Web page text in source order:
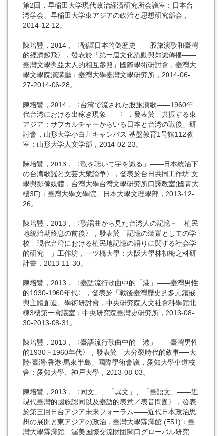
第2回，早稲田大学現代政治経済研究所会議室：日本台
湾学会、早稲田大学東アジアの政治と思想研究部会，
2014-12-12。
陳培豐，2014，〈翻譯日本的偽歷史――股旅演歌和臺灣
的經濟起飛〉，發表於「第一屆文化流動與知識傳播——
臺灣文學與亞太人的相互參照」國際學術研討會，臺灣大
學文學院演講廳：臺灣大學臺灣文學研究所，2014-06-
27-2014-06-28。
陳培豐，2014，〈台湾で流された股旅演歌――1960年
代台湾における出稼ぎ現象――〉，發表於「共振する東
アジア：サブカルチャーからいる日本と台湾の戦後」研
討會，山形大学小白川キャンパス 基盤教育1号館112教
室：山形大学人文学部，2014-02-23。
陳培豐，2013，〈歌を聴いて字を識る」――日本統治下
の台湾歌謡と文芸大衆論争〉，發表於台日共同工作坊:文
學與影像媒體，台灣大學台灣文學研究所口譯教室(國青大
樓3F)：臺灣大學文學院、日本大學文理學部，2013-12-
26。
陳培豐，2013，〈歌謡曲から見た台湾人の記憶－―植民
地統治期終息の前後〉，發表於「記憶の装置としての学
校―現代台湾における植民地記憶の語りに関する社会学
的研究―」工作坊，一ツ橋大學：大阪大學林初梅之科研
計畫，2013-11-30。
陳培豐，2013，〈臺語流行歌曲中的「港」――臺灣男性
的1930-1960年代〉，發表於「戰後臺灣歷史的多元鑲嵌
與主體創造」學術研討會，中央研究院人文社會科學館北
棟3樓第一會議室：中央研究院臺灣史研究所，2013-08-
30-2013-08-31。
陳培豐，2013，〈臺語流行歌曲中的「港」——臺灣男性
的1930－1960年代〉，發表於「大分裂時代的敘事──大
陸‧臺灣‧香港‧馬來半島」國際學術會議，愛知大學車道校
舍：愛知大學、神戸大學，2013-08-03。
陳培豐，2013，〈同文」、「異文」、「臺語文」——近
現代臺灣的國族認同以及臺語的表意／表音問題〉，發表
於第三回日台アジア未来フォーラム——近代日本政治思
想の展開と東アジアの政治，臺灣大學霖澤館 (E51)：臺
灣大學霖澤館、渥美国際交流財団関口グローバル研究